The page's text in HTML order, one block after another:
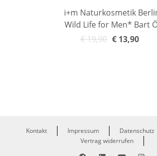
i+m Naturkosmetik
Wild Life for Men* Bart
€19,90 €13,90
Kontakt Impressum Datenschutz
Vertrag widerrufen